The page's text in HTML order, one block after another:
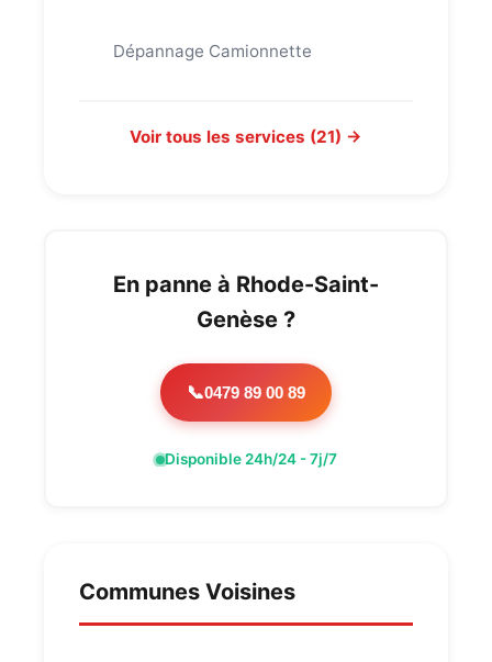
Dépannage Camionnette
Voir tous les services (21) →
En panne à Rhode-Saint-
Genèse ?
📞0479 89 00 89
Disponible 24h/24 - 7j/7
Communes Voisines